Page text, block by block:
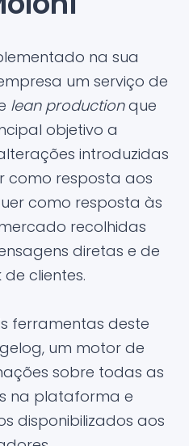
na sua
um serviço de
lean productionque
objetivo a
introduzidas
como resposta aos
como resposta às
recolhidas
diretas e de
clientes.
ferramentas deste
um motor de
sobre todas as
na plataforma e
disponibilizados aos